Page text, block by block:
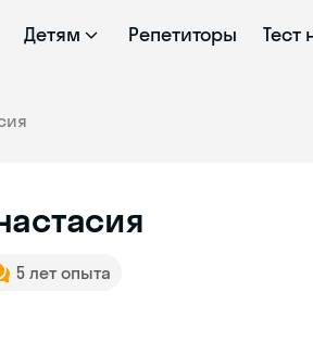
Детям Репетиторы Тест
5 лет опыта